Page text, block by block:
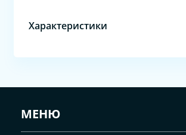
Характеристики
МЕНЮ